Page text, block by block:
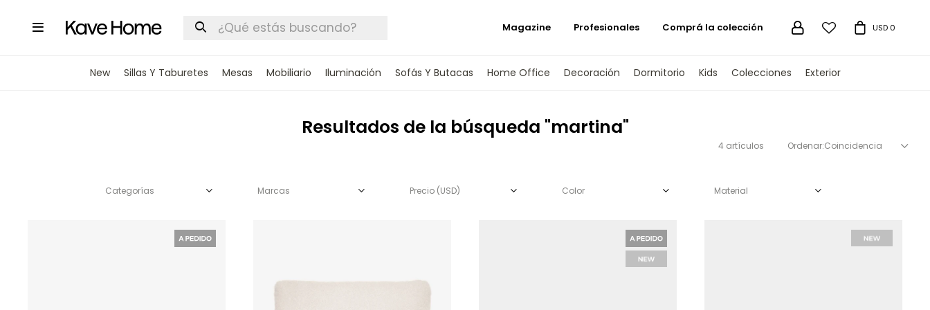

New Sillas Y Taburetes Mesas Mobiliario Iluminación Sofás Y Butacas Home Office Decoración Dormitorio Kids Colecciones Exterior
 USD 0
Magazine Profesionales Comprá la colección
Resultados de la búsqueda "martina"
4 artículos Coincidencia
Categorías Marcas Precio (USD) Color Material